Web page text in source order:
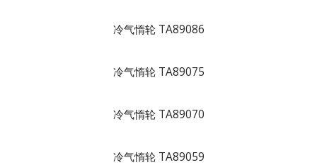
冷气惰轮 TA89086
冷气惰轮 TA89075
冷气惰轮 TA89070
冷气惰轮 TA89059